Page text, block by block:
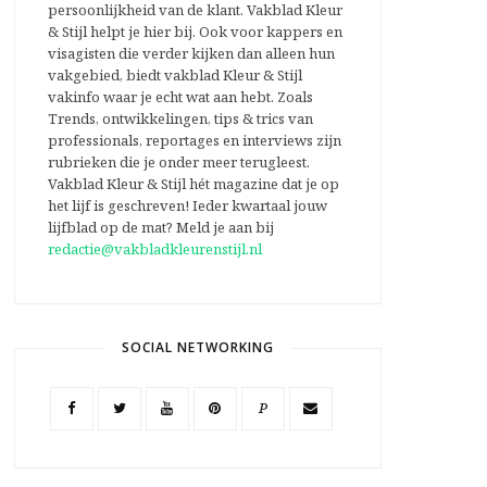
persoonlijkheid van de klant. Vakblad Kleur
& Stijl helpt je hier bij. Ook voor kappers en
visagisten die verder kijken dan alleen hun
vakgebied, biedt vakblad Kleur & Stijl
vakinfo waar je echt wat aan hebt. Zoals
Trends, ontwikkelingen, tips & trics van
professionals, reportages en interviews zijn
rubrieken die je onder meer terugleest.
Vakblad Kleur & Stijl hét magazine dat je op
het lijf is geschreven! Ieder kwartaal jouw
lijfblad op de mat? Meld je aan bij
redactie@vakbladkleurenstijl.nl
SOCIAL NETWORKING
P